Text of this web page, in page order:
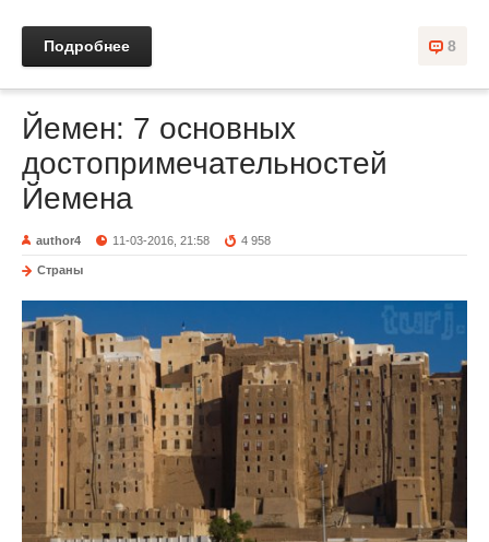
8
Подробнее
Йемен: 7 основных
достопримечательностей
Йемена
author4 11-03-2016, 21:58 4 958
Страны